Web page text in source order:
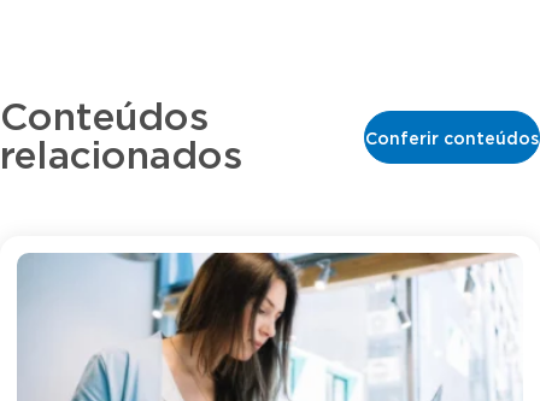
Conteúdos
relacionados
Conferir conteúdos